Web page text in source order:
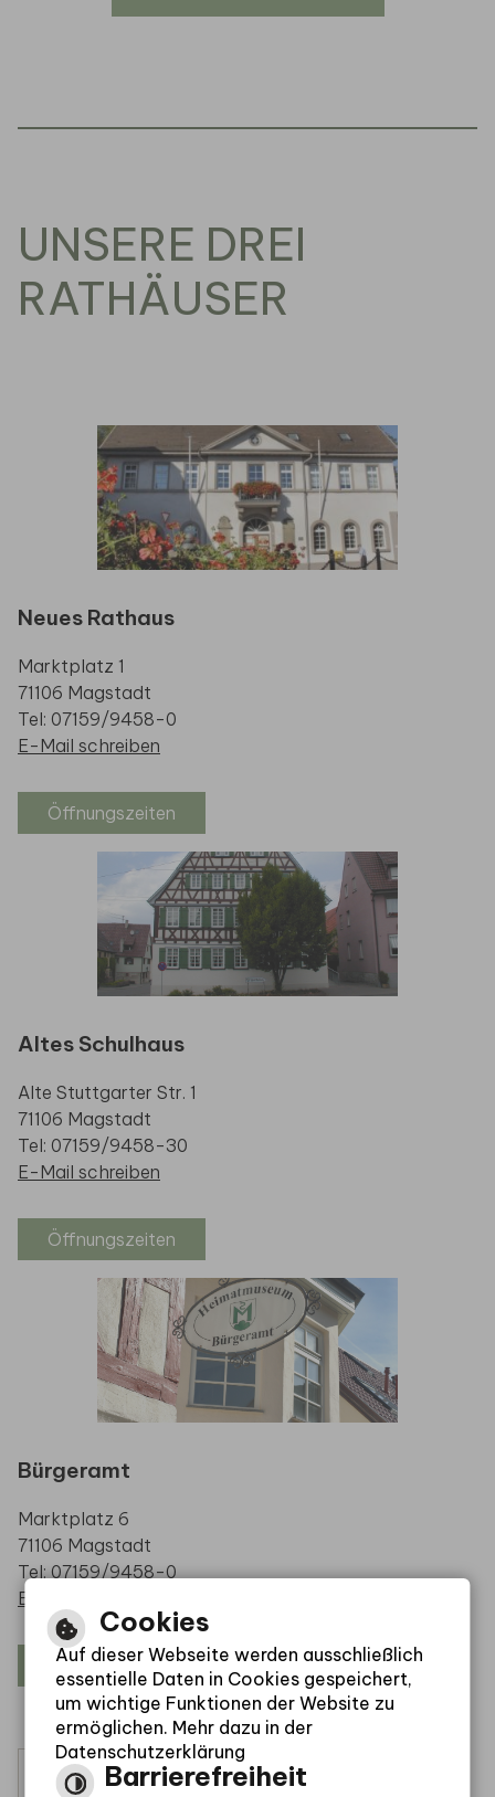
UNSERE DREI
RATHÄUSER
Neues Rathaus
Marktplatz 1
71106 Magstadt
Tel: 07159/9458-0
E-Mail schreiben
Öffnungszeiten
Altes Schulhaus
Alte Stuttgarter Str. 1
71106 Magstadt
Tel: 07159/9458-30
E-Mail schreiben
Öffnungszeiten
Bürgeramt
Marktplatz 6
71106 Magstadt
Tel: 07159/9458-0
E-Mail schreiben
Öffnungszeiten
Leichte Sprache
Cookies
Auf dieser Webseite werden ausschließlich
essentielle Daten in Cookies gespeichert,
um wichtige Funktionen der Website zu
ermöglichen. Mehr dazu in der
Datenschutzerklärung
Barrierefreiheit